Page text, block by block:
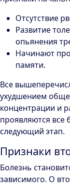
Отсутствие
Развитие
опьянения
Начинают
памяти.
Все
ухудшением
концентрации и
проявляются все
следующий этап.
Признаки
Болезнь
зависимого. О